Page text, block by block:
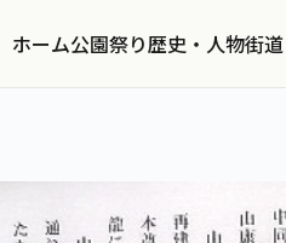
ホーム公園祭り歴史・人物街道